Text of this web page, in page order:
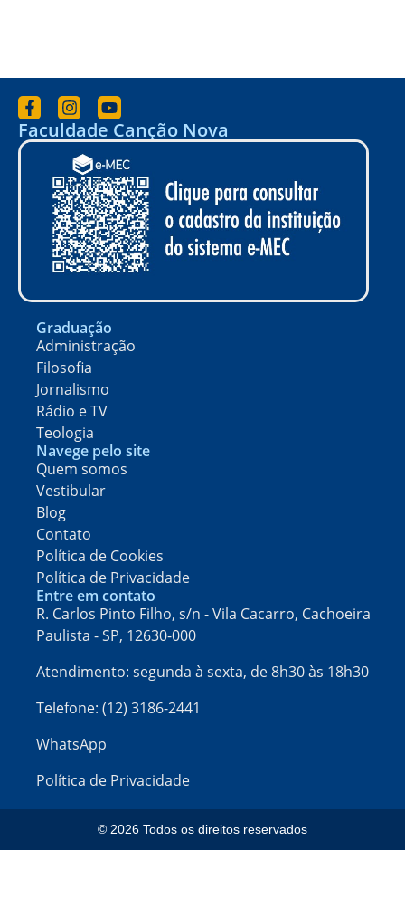
Faculdade Canção Nova
Graduação
Administração
Filosofia
Jornalismo
Rádio e TV
Teologia
Navege pelo site
Quem somos
Vestibular
Blog
Contato
Política de Cookies
Política de Privacidade
Entre em contato
R. Carlos Pinto Filho, s/n - Vila Cacarro, Cachoeira
Paulista - SP, 12630-000​
Atendimento: segunda à sexta, de 8h30 às 18h30
Telefone: (12) 3186-2441
WhatsApp
Política de Privacidade
© 2026 Todos os direitos reservados